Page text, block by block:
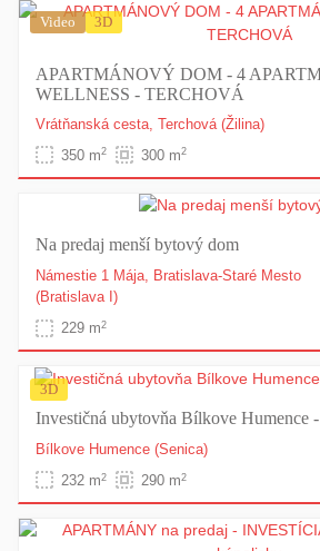
Video 3D
APARTMÁNOVÝ DOM - 4
WELLNESS - TERCHOVÁ
Vrátňanská cesta, Terchová (Žilina)
350 m2 300 m2
Na predaj menší bytový dom
Námestie 1 Mája, Bratislava-Staré Mesto
(Bratislava I)
229 m2
3D
Investičná ubytovňa Bílkove Humence
Bílkove Humence (Senica)
232 m2 290 m2